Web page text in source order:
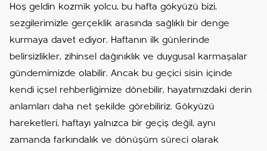
Hoş geldin kozmik yolcu, bu hafta gökyüzü bizi,
sezgilerimizle gerçeklik arasında sağlıklı bir denge
kurmaya davet ediyor. Haftanın ilk günlerinde
belirsizlikler, zihinsel dağınıklık ve duygusal karmaşalar
gündemimizde olabilir. Ancak bu geçici sisin içinde
kendi içsel rehberliğimize dönebilir, hayatımızdaki derin
anlamları daha net şekilde görebiliriz. Gökyüzü
hareketleri, haftayı yalnızca bir geçiş değil, aynı
zamanda farkındalık ve dönüşüm süreci olarak